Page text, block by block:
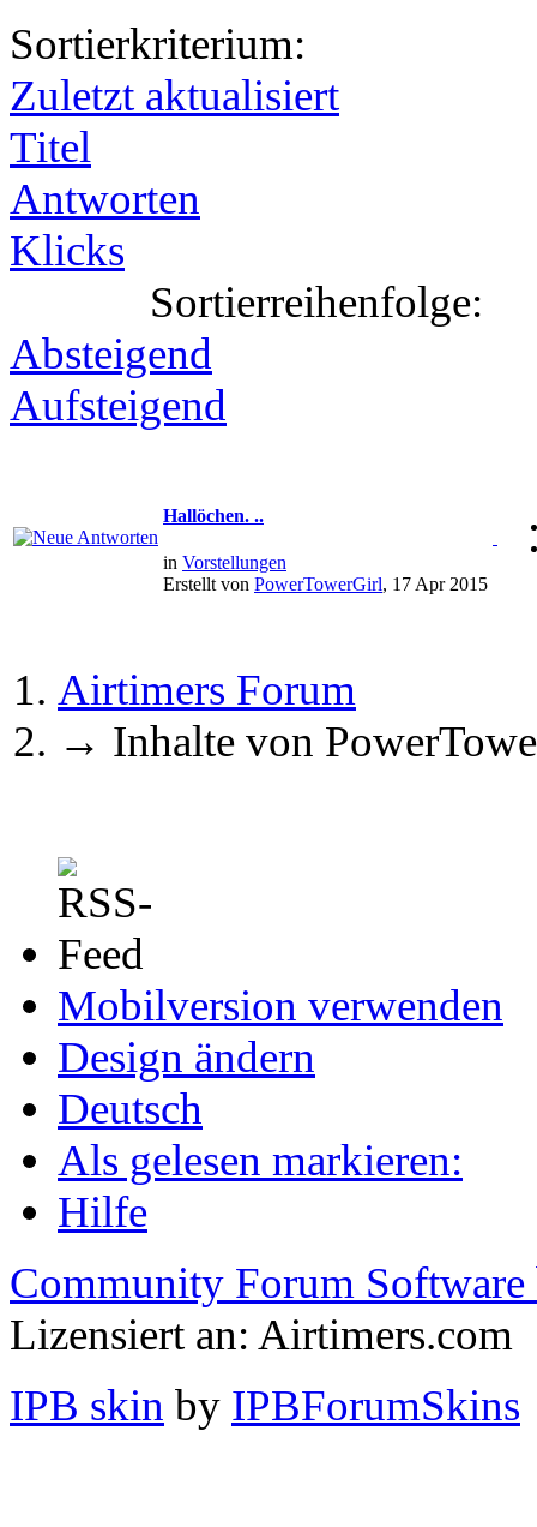
Sortierkriterium:
Zuletzt aktualisiert
Titel
Antworten
Klicks
Sortierreihenfolge:
Absteigend
Aufsteigend
Hallöchen. ..
in Vorstellungen
Erstellt von PowerTowerGirl, 17 Apr 2015
Airtimers Forum
→ Inhalte von
Mobilversion verwenden
Design ändern
Deutsch
Als gelesen markieren:
Hilfe
Community Forum Software
Lizensiert an: Airtimers.com
IPB skin by IPBForumSkins